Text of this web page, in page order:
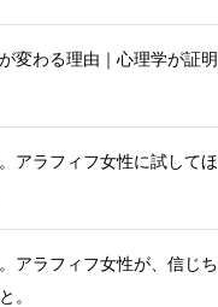
変わる理由｜心理学が証明
アラフィフ女性に試してほ
アラフィフ女性が、信じち
。